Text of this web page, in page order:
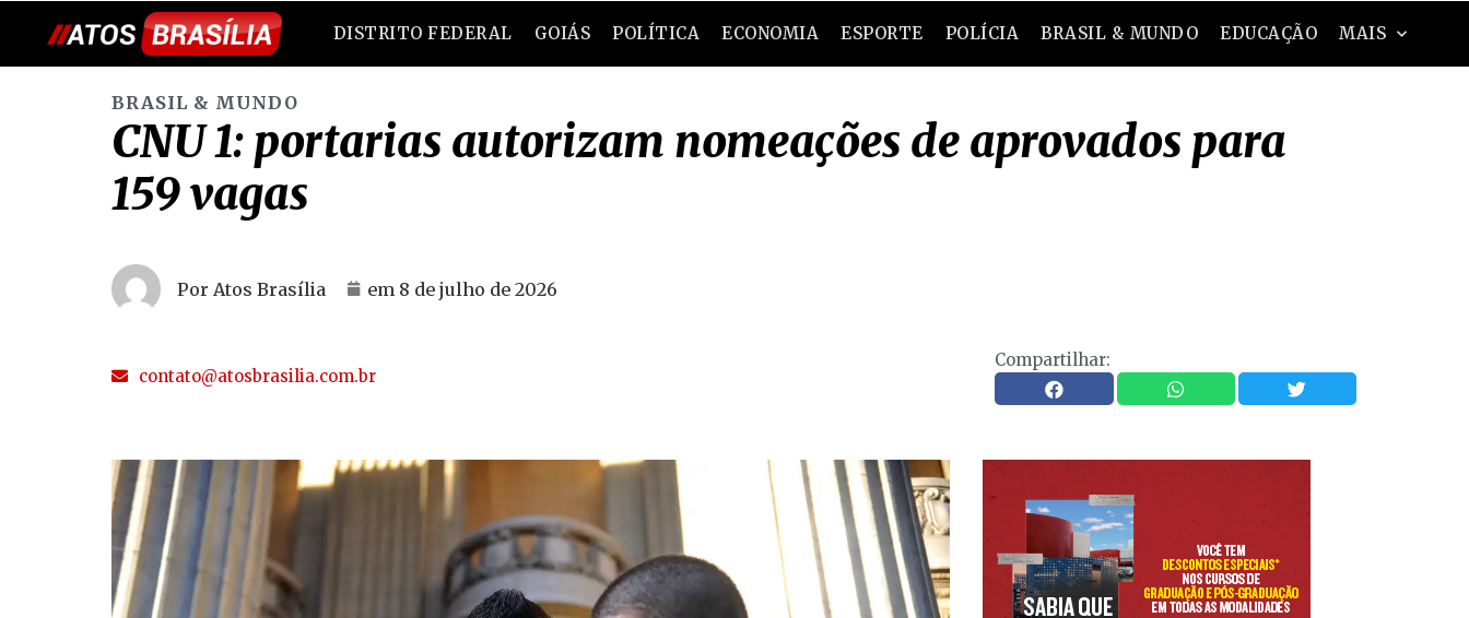
DISTRITO FEDERAL GOIÁS POLÍTICA ECONOMIA ESPORTE POLÍCIA BRASIL & MUNDO EDUCAÇÃO MAIS
BRASIL & MUNDO
CNU 1: portarias autorizam nomeações de aprovados para
159 vagas
Por Atos Brasília em 8 de julho de 2026
contato@atosbrasilia.com.br
Compartilhar: